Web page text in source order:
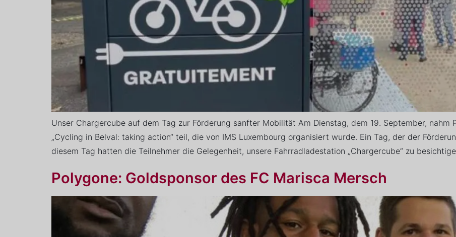
Unser Chargercube auf dem Tag zur Förderung sanfter Mobilität Am Dienstag, dem 19. September, nahm
„Cycling in Belval: taking action“ teil, die von IMS Luxembourg organisiert wurde. Ein Tag, der der
diesem Tag hatten die Teilnehmer die Gelegenheit, unsere Fahrradladestation „Chargercube“ zu
Polygone: Goldsponsor des FC Marisca Mersch